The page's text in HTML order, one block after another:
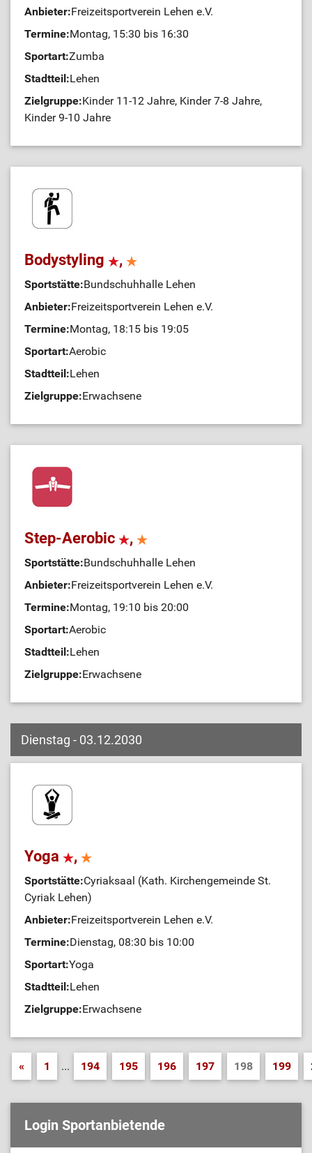
Anbieter:Freizeitsportverein Lehen e.V.
Termine:Montag, 15:30 bis 16:30
Sportart:Zumba
Stadtteil:Lehen
Zielgruppe:Kinder 11-12 Jahre, Kinder 7-8 Jahre,
Kinder 9-10 Jahre
Bodystyling ,
Sportstätte:Bundschuhhalle Lehen
Anbieter:Freizeitsportverein Lehen e.V.
Termine:Montag, 18:15 bis 19:05
Sportart:Aerobic
Stadtteil:Lehen
Zielgruppe:Erwachsene
Step-Aerobic ,
Sportstätte:Bundschuhhalle Lehen
Anbieter:Freizeitsportverein Lehen e.V.
Termine:Montag, 19:10 bis 20:00
Sportart:Aerobic
Stadtteil:Lehen
Zielgruppe:Erwachsene
Dienstag - 03.12.2030
Yoga ,
Sportstätte:Cyriaksaal (Kath. Kirchengemeinde St.
Cyriak Lehen)
Anbieter:Freizeitsportverein Lehen e.V.
Termine:Dienstag, 08:30 bis 10:00
Sportart:Yoga
Stadtteil:Lehen
Zielgruppe:Erwachsene
« 1 ... 194 195 196 197 198 199
Login Sportanbietende